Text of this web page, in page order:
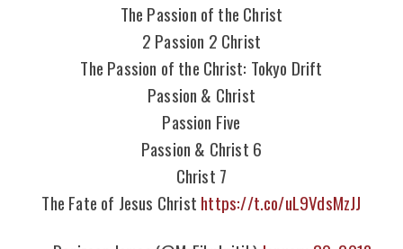
The Passion of the Christ
2 Passion 2 Christ
The Passion of the Christ: Tokyo Drift
Passion & Christ
Passion Five
Passion & Christ 6
Christ 7
The Fate of Jesus Christ https://t.co/uL9VdsMzJJ